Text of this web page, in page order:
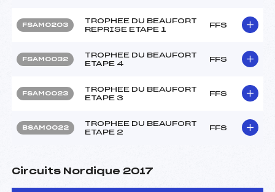
FSAM0203
TROPHEE DU BEAUFORT
REPRISE ETAPE 1
FFS
FSAM0032
TROPHEE DU BEAUFORT
ETAPE 4
FFS
FSAM0023
TROPHEE DU BEAUFORT
ETAPE 3
FFS
BSAM0022
TROPHEE DU BEAUFORT
ETAPE 2
FFS
Circuits Nordique 2017